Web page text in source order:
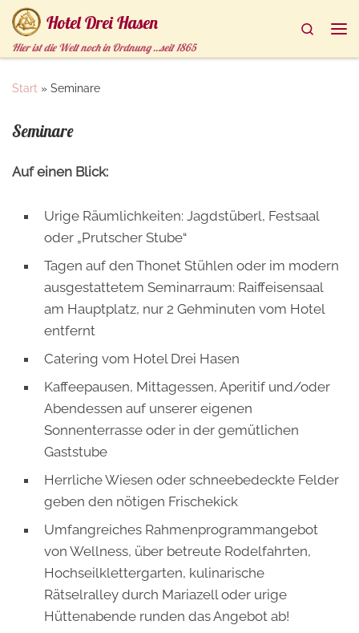
Zum Inhalt springen
Hotel Drei Hasen
Hier ist die Welt noch in Ordnung …seit 1865
Search
Start » Seminare
Seminare
Auf einen Blick:
Urige Räumlichkeiten: Jagdstüberl, Festsaal
oder „Prutscher Stube“
Tagen auf den Thonet Stühlen oder im modern
ausgestattetem Seminarraum: Raiffeisensaal
am Hauptplatz, nur 2 Gehminuten vom Hotel
entfernt
Catering vom Hotel Drei Hasen
Kaffeepausen, Mittagessen, Aperitif und/oder
Abendessen auf unserer eigenen
Sonnenterrasse oder in der gemütlichen
Gaststube
Herrliche Wiesen oder schneebedeckte Felder
geben den nötigen Frischekick
Umfangreiches Rahmenprogrammangebot
von Wellness, über betreute Rodelfahrten,
Hochseilklettergarten, kulinarische
Rätselralley durch Mariazell oder urige
Hüttenabende runden das Angebot ab!